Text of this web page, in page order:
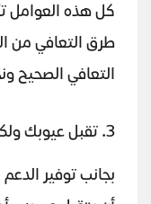
كل هذه العوامل
طرق التعافي من
التعافي الصحيح
3. تقبل عيوبك ولكن لا ترضى عن نفسك
بجانب توفير